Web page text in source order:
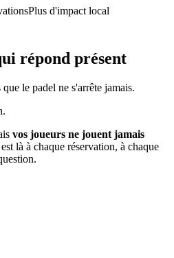
Plus d'impact local
répond présent
le padel ne s'arrête jamais.
vos joueurs ne jouent jamais
là à chaque réservation, à chaque